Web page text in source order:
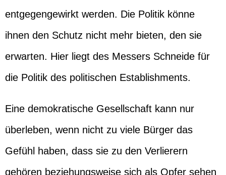
entgegengewirkt werden. Die Politik könne
ihnen den Schutz nicht mehr bieten, den sie
erwarten. Hier liegt des Messers Schneide für
die Politik des politischen Establishments.
Eine demokratische Gesellschaft kann nur
überleben, wenn nicht zu viele Bürger das
Gefühl haben, dass sie zu den Verlierern
gehören beziehungsweise sich als Opfer sehen